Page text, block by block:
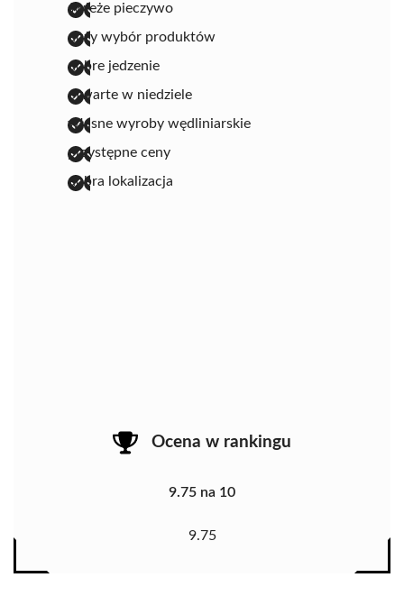
świeże pieczywo
duży wybór produktów
dobre jedzenie
otwarte w niedziele
własne wyroby wędliniarskie
przystępne ceny
dobra lokalizacja
Ocena w rankingu
9.75 na 10
9.75